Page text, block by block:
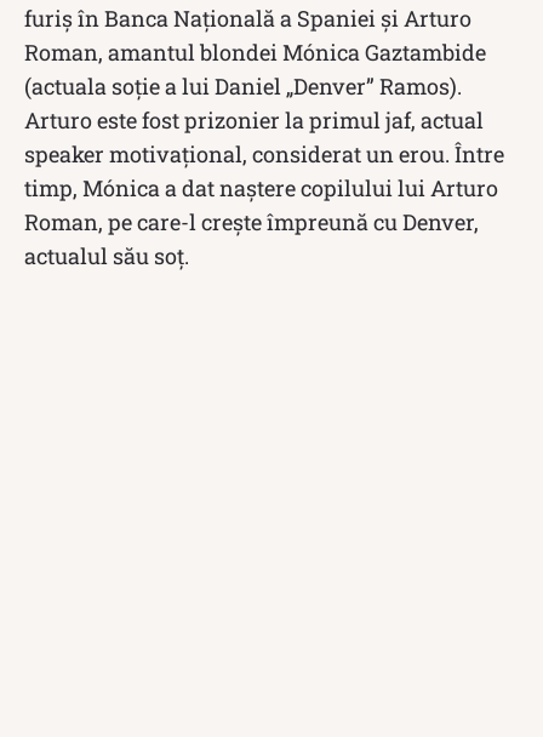
furiș în Banca Națională a Spaniei și Arturo
Roman, amantul blondei Mónica Gaztambide
(actuala soție a lui Daniel „Denver” Ramos).
Arturo este fost prizonier la primul jaf, actual
speaker motivațional, considerat un erou. Între
timp, Mónica a dat naștere copilului lui Arturo
Roman, pe care-l crește împreună cu Denver,
actualul său soț.